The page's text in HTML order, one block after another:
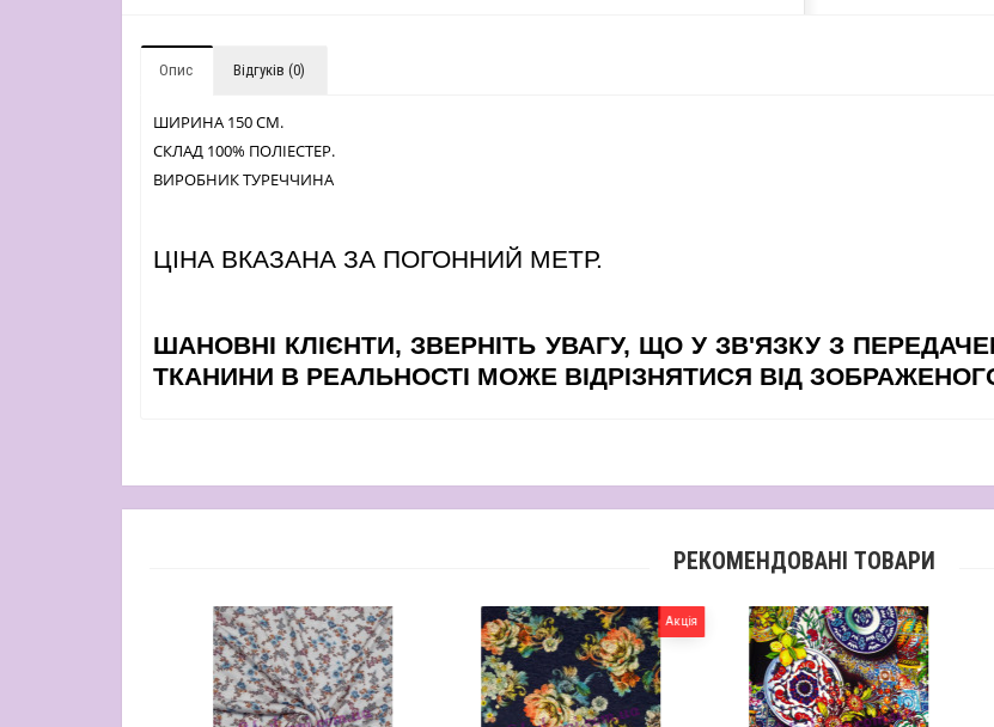
Опис Відгуків (0)
ШИРИНА 150 СМ.
СКЛАД 100% ПОЛІЕСТЕР.
ВИРОБНИК ТУРЕЧЧИНА
ЦІНА ВКАЗАНА ЗА ПОГОННИЙ МЕТР.
ШАНОВНІ КЛІЄНТИ, ЗВЕРНІТЬ УВАГУ, ЩО У ЗВ'ЯЗКУ З
ТКАНИНИ В РЕАЛЬНОСТІ МОЖЕ ВІДРІЗНЯТИСЯ ВІД
РЕКОМЕНДОВАНІ ТОВАРИ
Акція